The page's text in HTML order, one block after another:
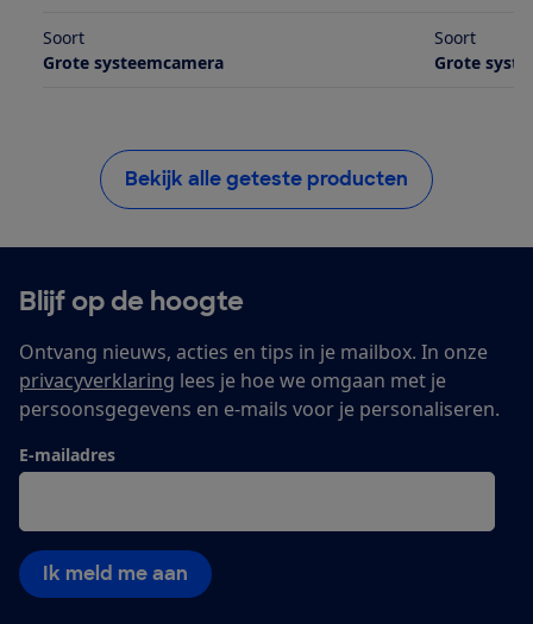
Soort
Grote systeemcamera
Soort
Grote
Bekijk alle geteste producten
Blijf op de hoogte
Ontvang nieuws, acties en tips in je mailbox. In onze
privacyverklaring lees je hoe we omgaan met je
persoonsgegevens en e-mails voor je personaliseren.
E-mailadres
Ik meld me aan